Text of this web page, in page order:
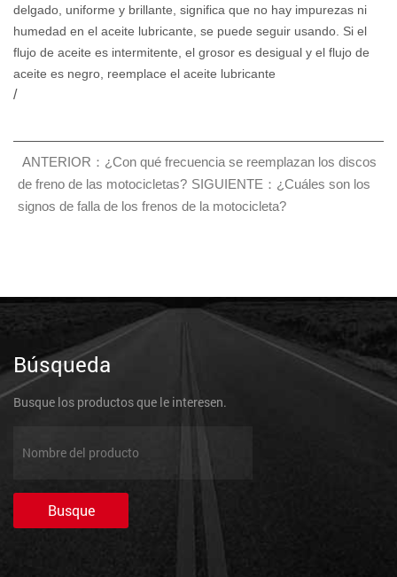
delgado, uniforme y brillante, significa que no hay impurezas ni
humedad en el aceite lubricante, se puede seguir usando. Si el
flujo de aceite es intermitente, el grosor es desigual y el flujo de
aceite es negro, reemplace el aceite lubricante
/
ANTERIOR：¿Con qué frecuencia se reemplazan los discos
de freno de las motocicletas? SIGUIENTE：¿Cuáles son los
signos de falla de los frenos de la motocicleta?
Búsqueda
Busque los productos que le interesen.